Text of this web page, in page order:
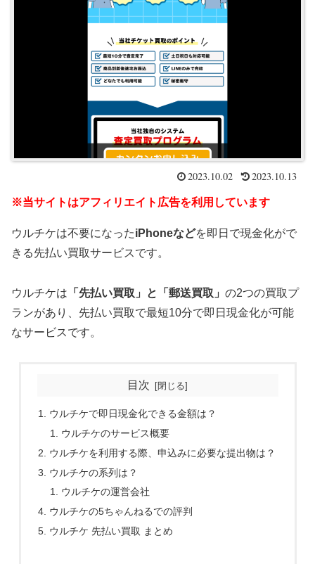
2023.10.02 2023.10.13
※当サイトはアフィリエイト広告を利用しています
ウルチケは不要になったiPhoneなどを即日で現金化がで
きる先払い買取サービスです。
ウルチケは 「先払い買取」と「郵送買取」 の2つの買取プ
ランがあり、先払い買取で最短10分で即日現金化が可能
なサービスです。
目次
ウルチケで即日現金化できる金額は？
ウルチケのサービス概要
ウルチケを利用する際、申込みに必要な提出物は？
ウルチケの系列は？
ウルチケの運営会社
ウルチケの5ちゃんねるでの評判
ウルチケ 先払い買取 まとめ